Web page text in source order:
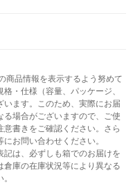
商品情報を表示するよう努めて
・仕様（容量、パッケージ、
ます。このため、実際にお届
場合がございますので、ご使
書きをご確認ください。さら
お問い合わせください。
記は、必ずしも箱でのお届けを
庫の在庫状況等により異なる